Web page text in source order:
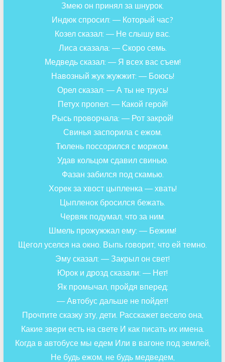
Змею он принял за шнурок.
Индюк спросил: — Который час?
Козел сказал: — Не слышу вас.
Лиса сказала: — Скоро семь.
Медведь сказал: — Я всех вас съем!
Навозный жук жужжит: — Боюсь!
Орел сказал: — А ты не трусь!
Петух пропел: — Какой герой!
Рысь проворчала: — Рот закрой!
Свинья заспорила с ежом.
Тюлень поссорился с моржом.
Удав кольцом сдавил свинью.
Фазан забился под скамью.
Хорек за хвост цыпленка — хвать!
Цыпленок бросился бежать.
Червяк подумал, что за ним.
Шмель прожужжал ему: — Бежим!
Щегол уселся на окно. Выпь говорит, что ей темно.
Эму сказал: — Закрыл он свет!
Юрок и дрозд сказали: — Нет!
Як промычал, пройдя вперед:
— Автобус дальше не пойдет!
Прочтите сказку эту, дети. Расскажет весело она,
Какие звери есть на свете И как писать их имена.
Когда в автобусе мы едем Или в вагоне под землей,
Не будь ежом, не будь медведем,